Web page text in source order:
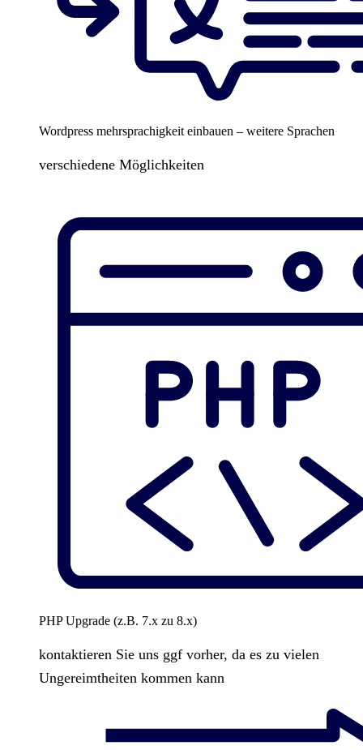
Wordpress mehrsprachigkeit einbauen – weitere Sprachen
verschiedene Möglichkeiten
PHP Upgrade (z.B. 7.x zu 8.x)
kontaktieren Sie uns ggf vorher, da es zu vielen
Ungereimtheiten kommen kann